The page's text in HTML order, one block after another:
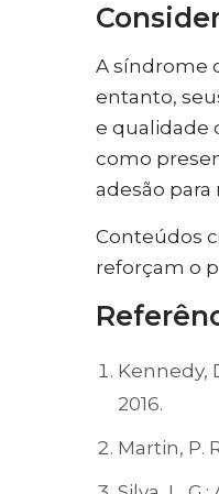
A síndrome
entanto,
e qualidade
como
adesão
Conteúdos
reforçam o
Kennedy,
2016.
Martin, P.